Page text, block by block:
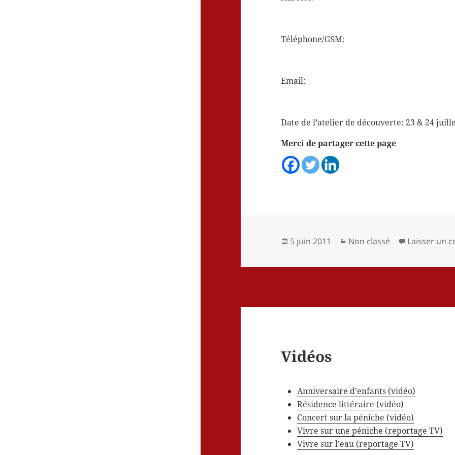
Téléphone/GSM:
Email:
Date de l’atelier de découverte: 23 & 24
Merci de partager cette page
Publié
5 juin 2011 Catégories
Non classé Laisser un
Vidéos
Anniversaire d’enfants (vidéo)
Résidence littéraire (vidéo)
Concert sur la péniche (vidéo)
Vivre sur une péniche (reportage TV)
Vivre sur l’eau (reportage TV)